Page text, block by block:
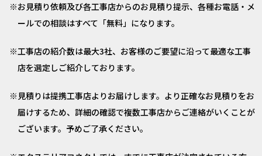
お見積り依頼及び各工事店からのお見積り提示、各種お電話・メ
ールでの相談はすべて「無料」になります。
工事店の紹介数は最大3社、お客様のご要望に沿って最適な工事
店を選定しご紹介しております。
見積りは提携工事店よりお届けします。より正確なお見積りをお
届けするため、詳細の確認で複数工事店からご連絡がいくことが
ございます。予めご了承ください。